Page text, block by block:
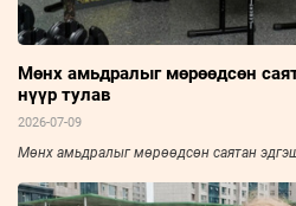
Мөнх амьдралыг мөрөөдсөн
нүүр тулав
2026-07-09
Мөнх амьдралыг мөрөөдсөн саятан